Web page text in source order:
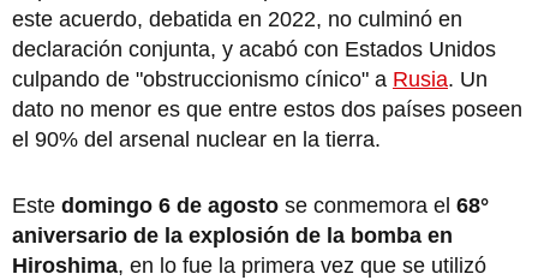
este acuerdo, debatida en 2022, no culminó en
declaración conjunta, y acabó con Estados Unidos
culpando de "obstruccionismo cínico" a Rusia. Un
dato no menor es que entre estos dos países poseen
el 90% del arsenal nuclear en la tierra.
Este domingo 6 de agosto se conmemora el 68°
aniversario de la explosión de la bomba en
Hiroshima, en lo fue la primera vez que se utilizó